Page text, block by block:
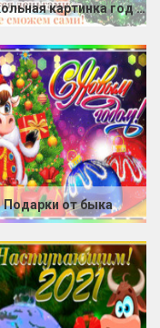
Прикольная картинка год Быка
Подарки от быка